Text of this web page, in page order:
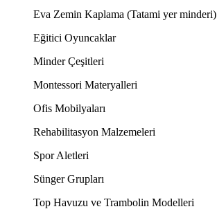
Eva Zemin Kaplama (Tatami yer minderi)
Eğitici Oyuncaklar
Minder Çeşitleri
Montessori Materyalleri
Ofis Mobilyaları
Rehabilitasyon Malzemeleri
Spor Aletleri
Sünger Grupları
Top Havuzu ve Trambolin Modelleri